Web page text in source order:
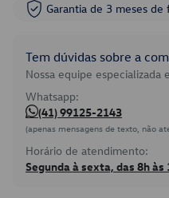
Garantia de 3 meses de
Tem dúvidas sobre a
Nossa equipe especializada
Whatsapp:
(41) 99125-2143
(apenas mensagens de texto, não
Horário de atendimento:
Segunda à sexta, das 8h às